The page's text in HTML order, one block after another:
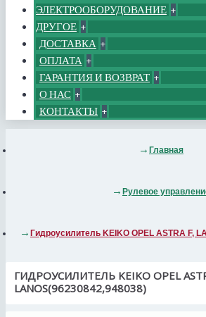
ЭЛЕКТРООБОРУДОВАНИЕ +
ДРУГОЕ +
ДОСТАВКА +
ОПЛАТА +
ГАРАНТИЯ И ВОЗВРАТ +
О НАС +
КОНТАКТЫ +
Главная
Рулевое
Гидроусилитель KEIKO OPEL ASTRA F,
ГИДРОУСИЛИТЕЛЬ KEIKO OPEL
LANOS(96230842,948038)